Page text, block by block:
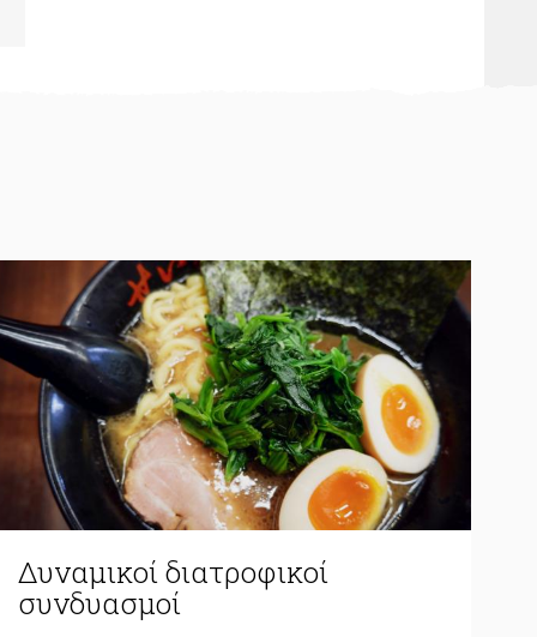
Δυναμικοί διατροφικοί
συνδυασμοί